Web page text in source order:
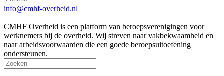
info@cmhf-overheid.nl
CMHF Overheid is een platform van beroepsverenigingen voor
werknemers bij de overheid. Wij streven naar vakbekwaamheid en
naar arbeidsvoorwaarden die een goede beroepsuitoefening
ondersteunen.